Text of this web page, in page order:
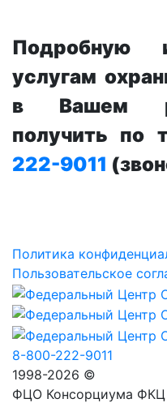
Подробную
услугам
в Вашем
получить по
222-9011
Политика
Пользовательское
8-800-222-9011
1998-2026 ©
ФЦО Консорциума